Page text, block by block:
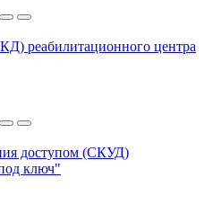
реабилитационного центра
доступом (СКУД)
ключ"